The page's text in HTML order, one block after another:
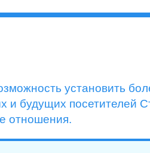
установить
и будущих посетителей
отношения.